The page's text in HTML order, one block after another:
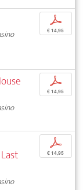
p
€ 14,95
p
€ 14,95
p
€ 14,95